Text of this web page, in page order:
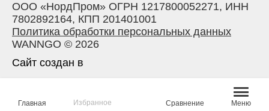
Главная Избранное Сравнение Меню
ООО «НордПром» ОГРН 1217800052271, ИНН
7802892164, КПП 201401001
Политика обработки персональных данных
WANNGO © 2026
Сайт создан в